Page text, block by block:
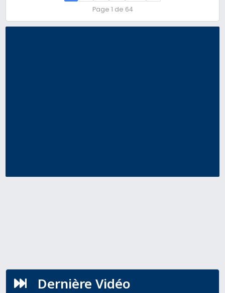
Page 1 de 64
 Dernière Vidéo